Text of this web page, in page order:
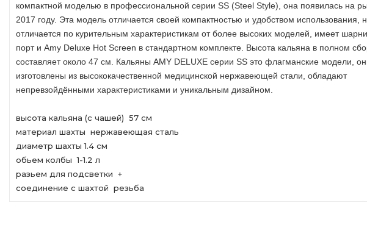
компактной моделью в профессиональной серии SS (Steel Style), она появилась на
2017 году. Эта модель отличается своей компактностью и удобством использования,
отличается по курительным характеристикам от более высоких моделей, имеет
порт и Amy Deluxe Hot Screen в стандартном комплекте. Высота кальяна в полном
составляет около 47 см. Кальяны AMY DELUXE серии SS это флагманские модели,
изготовлены из высококачественной медицинской нержавеющей стали, обладают
непревзойдёнными характеристиками и уникальным дизайном.
высота кальяна (с чашей) 57 см
материал шахты нержавеющая сталь
диаметр шахты 1.4 см
обьем колбы 1-1.2 л
разьем для подсветки +
соединение с шахтой резьба